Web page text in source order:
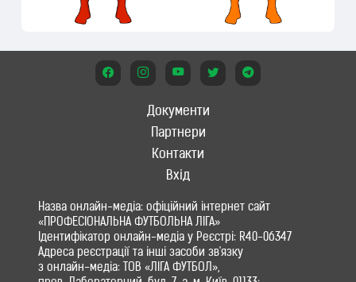
Документи
Партнери
Контакти
Вхід
Назва онлайн-медіа: офіційний інтернет сайт
«ПРОФЕСІОНАЛЬНА ФУТБОЛЬНА ЛІГА»
Ідентифікатор онлайн-медіа у Реєстрі: R40-06347
Адреса реєстрації та інші засоби зв'язку
з онлайн-медіа: ТОВ «ЛІГА ФУТБОЛ»,